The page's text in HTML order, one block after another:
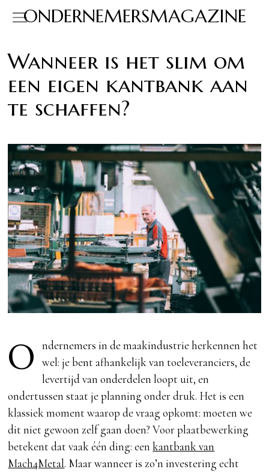
ONDERNEMERSMAGAZINE
Wanneer is het slim om
een eigen kantbank aan
te schaffen?
O
ndernemers in de maakindustrie herkennen het
wel: je bent afhankelijk van toeleveranciers, de
levertijd van onderdelen loopt uit, en
ondertussen staat je planning onder druk. Het is een
klassiek moment waarop de vraag opkomt: moeten we
dit niet gewoon zelf gaan doen? Voor plaatbewerking
betekent dat vaak één ding: eenkantbank van
Mach4Metal. Maar wanneer is zo’n investering echt